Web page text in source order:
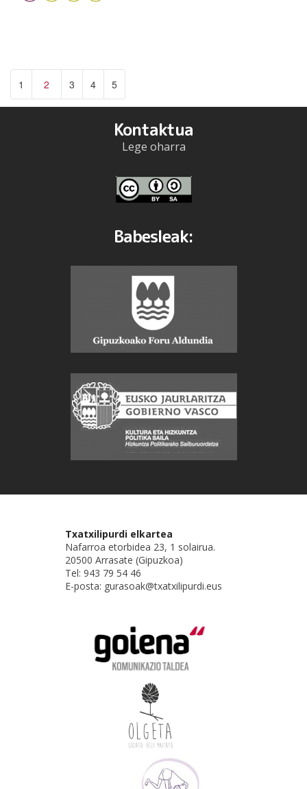
1 2 3 4 5
Kontaktua
Lege oharra
Babesleak:
Txatxilipurdi elkartea
Nafarroa etorbidea 23, 1 solairua.
20500 Arrasate (Gipuzkoa)
Tel: 943 79 54 46
E-posta: gurasoak@txatxilipurdi.eus